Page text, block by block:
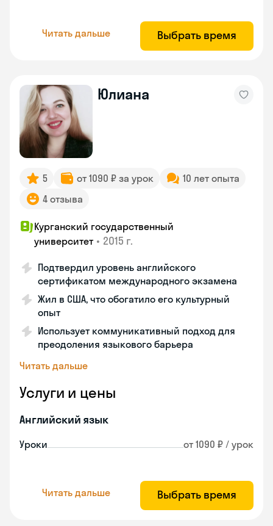
Читать дальше Выбрать время
Юлиана
5 от 1090 ₽ за урок
10 лет опыта
4 отзыва
Курганский государственный
университет • 2015 г.
Подтвердил уровень английского
сертификатом международного экзамена
Жил в США, что обогатило его культурный
опыт
Использует коммуникативный подход для
преодоления языкового барьера
Читать дальше
Услуги и цены
Английский язык
Уроки от 1090 ₽ / урок
Читать дальше Выбрать время